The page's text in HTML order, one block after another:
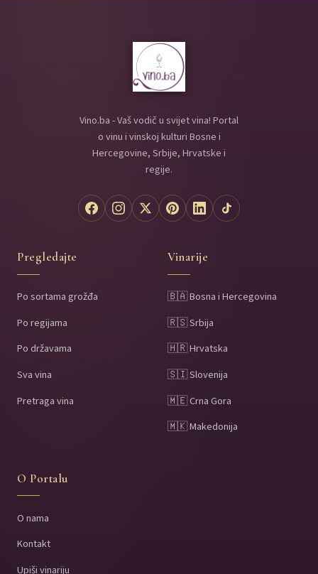
Vino.ba - Vaš vodič u svijet vina! Portal
o vinu i vinskoj kulturi Bosne i
Hercegovine, Srbije, Hrvatske i
regije.
Pregledajte
Po sortama grožđa
Po regijama
Po državama
Sva vina
Pretraga vina
Vinarije
🇧🇦 Bosna i Hercegovina
🇷🇸 Srbija
🇭🇷 Hrvatska
🇸🇮 Slovenija
🇲🇪 Crna Gora
🇲🇰 Makedonija
O Portalu
O nama
Kontakt
Upiši vinariju